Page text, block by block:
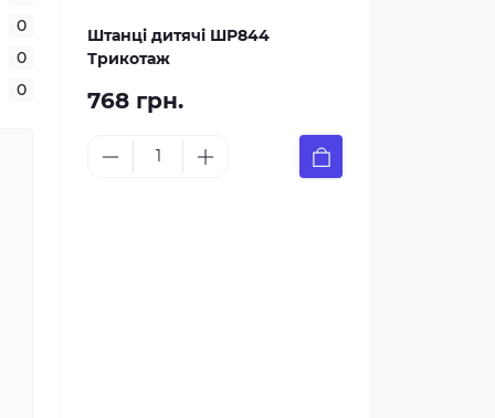
0
0
0
Штанці дитячі ШР844
Трикотаж
768 грн.